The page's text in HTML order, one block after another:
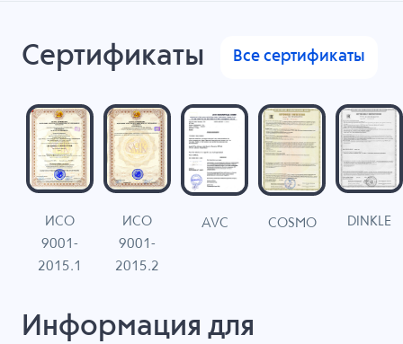
Сертификаты Все сертификаты
ИСО
9001-
2015.1
ИСО
9001-
2015.2
AVC COSMO DINKLE
Информация для